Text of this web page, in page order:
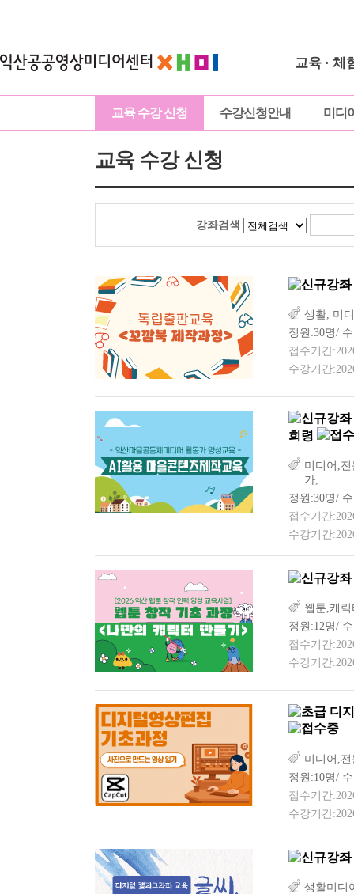
교육 · 체
교육 수강 신청 수강신청안내 미디
교육 수강 신청
강좌검색
생활, 미
정원:30명/
접수기간
수강기간
희령
미디어,
가,
정원:30명/
접수기간
수강기간
웹툰,캐
정원:12명/
접수기간
수강기간
디
미디어,
정원:10명/
접수기간
수강기간
생활미디